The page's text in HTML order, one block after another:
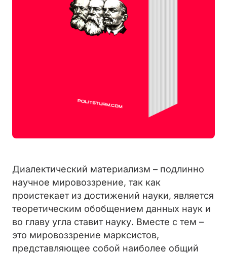
Диалектический материализм – подлинно
научное мировоззрение, так как
проистекает из достижений науки, является
теоретическим обобщением данных наук и
во главу угла ставит науку. Вместе с тем –
это мировоззрение марксистов,
представляющее собой наиболее общий